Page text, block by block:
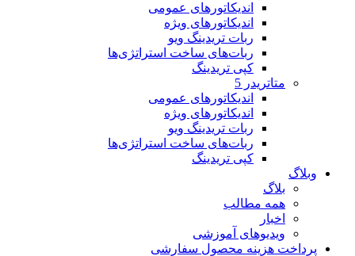
اندیکاتورهای عمومی
اندیکاتورهای ویژه
ربات تریدینگ ویو
ربات‌های ساخت استراتژی‌ها
کپی تریدینگ
متاتريدر 5
اندیکاتورهای عمومی
اندیکاتورهای ویژه
ربات تریدینگ ویو
ربات‌های ساخت استراتژی‌ها
کپی تریدینگ
وبلاگ
بلاگ
همه مطالب
اخبار
ویدیوهای آموزشی
پرداخت هزینه محصول سفارشی